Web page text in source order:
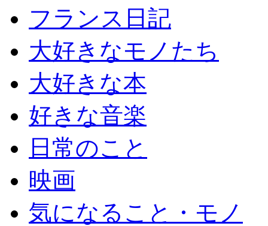
フランス日記
大好きなモノたち
大好きな本
好きな音楽
日常のこと
映画
気になること・モノ